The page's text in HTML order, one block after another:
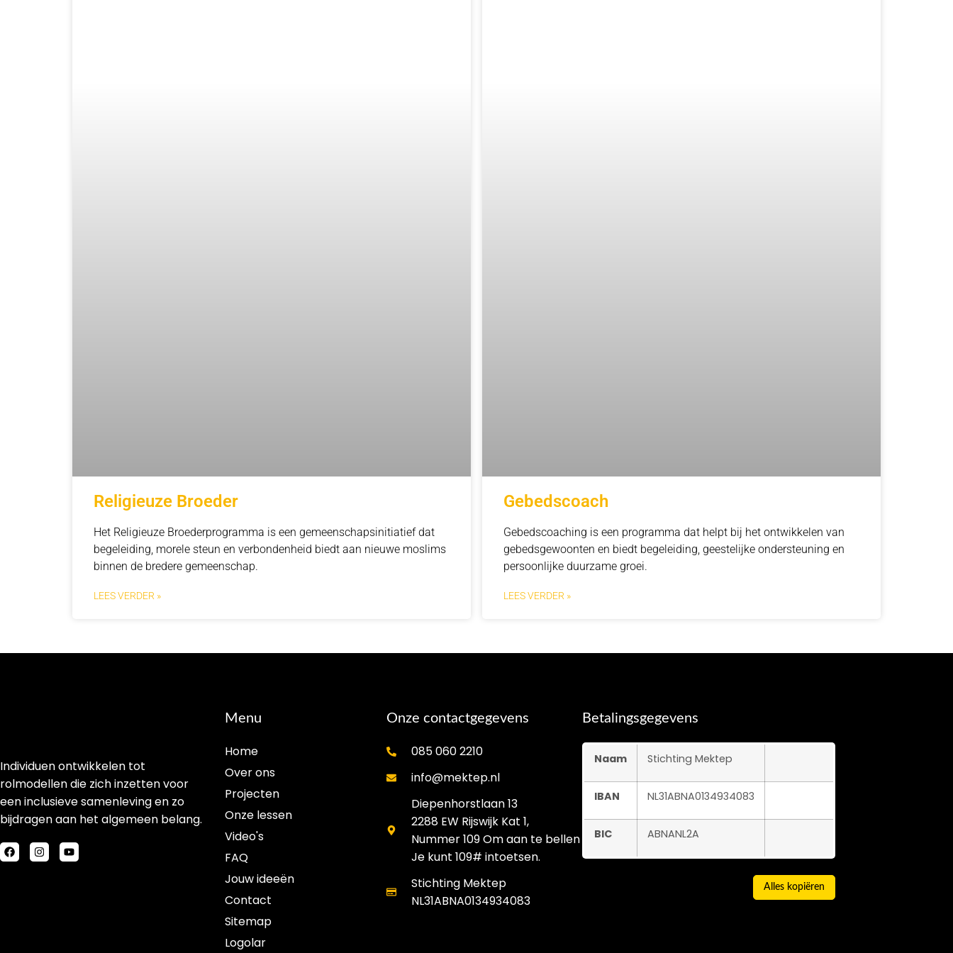
Religieuze Broeder
Het Religieuze Broederprogramma is een gemeenschapsinitiatief dat
begeleiding, morele steun en verbondenheid biedt aan nieuwe moslims
binnen de bredere gemeenschap.
LEES VERDER »
Gebedscoach
Gebedscoaching is een programma dat helpt bij het ontwikkelen van
gebedsgewoonten en biedt begeleiding, geestelijke ondersteuning en
persoonlijke duurzame groei.
LEES VERDER »
Individuen ontwikkelen tot
rolmodellen die zich inzetten voor
een inclusieve samenleving en zo
bijdragen aan het algemeen belang.
Menu
Home
Over ons
Projecten
Onze lessen
Video's
FAQ
Jouw ideeën
Contact
Sitemap
Logolar
Onze contactgegevens
085 060 2210
info@mektep.nl
Diepenhorstlaan 13
2288 EW Rijswijk Kat 1,
Nummer 109 Om aan te bellen
Je kunt 109# intoetsen.
Stichting Mektep
NL31ABNA0134934083
Betalingsgegevens
Naam Stichting Mektep
IBAN NL31ABNA0134934083
BIC ABNANL2A
Alles kopiëren